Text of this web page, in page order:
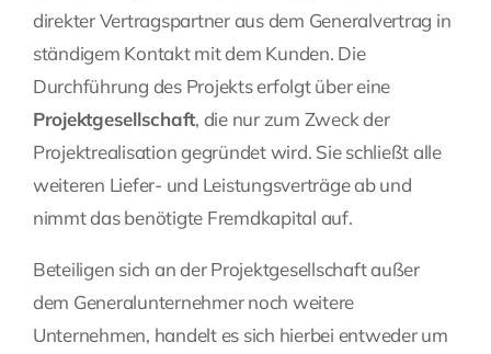
direkter Vertragspartner aus dem Generalvertrag in
ständigem Kontakt mit dem Kunden. Die
Durchführung des Projekts erfolgt über eine
Projektgesellschaft, die nur zum Zweck der
Projektrealisation gegründet wird. Sie schließt alle
weiteren Liefer- und Leistungsverträge ab und
nimmt das benötigte Fremdkapital auf.
Beteiligen sich an der Projektgesellschaft außer
dem Generalunternehmer noch weitere
Unternehmen, handelt es sich hierbei entweder um